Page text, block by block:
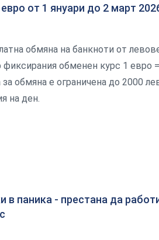
от 1 януари до 2 март
обмяна на банкноти от
обменен курс 1 евро =
обмяна е ограничена до 2000
на ден.
в паника - престана да